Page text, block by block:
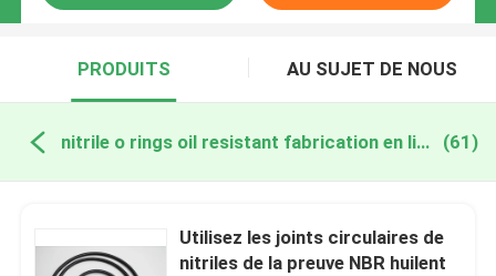
PRODUITS AU SUJET DE NOUS
nitrile o rings oil resistant fabrication en ligne (61)
Utilisez les joints circulaires de
nitriles de la preuve NBR huilent